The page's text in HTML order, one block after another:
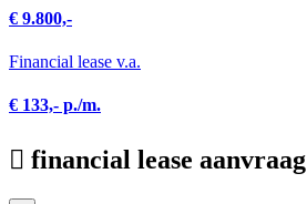
€ 9.800,-
Financial lease v.a.
€ 133,- p./m.
financial lease aanvraag